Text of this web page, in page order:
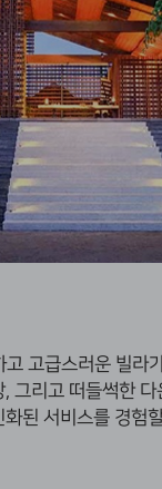
고급스러운 빌라
그리고 떠들썩한
된 서비스를 경